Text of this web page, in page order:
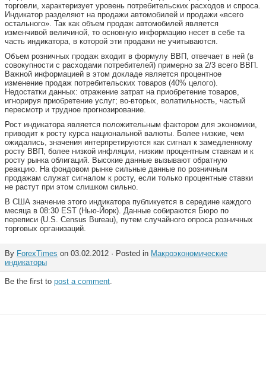
торговли, характеризует уровень потребительских расходов и спроса.
Индикатор разделяют на продажи автомобилей и продажи «всего
остального». Так как объем продаж автомобилей является
изменчивой величиной, то основную информацию несет в себе та
часть индикатора, в которой эти продажи не учитываются.
Объем розничных продаж входит в формулу ВВП, отвечает в ней (в
совокупности с расходами потребителей) примерно за 2/3 всего ВВП.
Важной информацией в этом докладе является процентное
изменение продаж потребительских товаров (40% целого).
Недостатки данных: отражение затрат на приобретение товаров,
игнорируя приобретение услуг; во-вторых, волатильность, частый
пересмотр и трудное прогнозирование.
Рост индикатора является положительным фактором для экономики,
приводит к росту курса национальной валюты. Более низкие, чем
ожидались, значения интерпретируются как сигнал к замедленному
росту ВВП, более низкой инфляции, низким процентным ставкам и к
росту рынка облигаций. Высокие данные вызывают обратную
реакцию. На фондовом рынке сильные данные по розничным
продажам служат сигналом к росту, если только процентные ставки
не растут при этом слишком сильно.
В США значение этого индикатора публикуется в середине каждого
месяца в 08:30 EST (Нью-Йорк). Данные собираются Бюро по
переписи (U.S. Census Bureau), путем случайного опроса розничных
торговых организаций.
By ForexTimes on 03.02.2012 · Posted in Макроэкономические
индикаторы
Be the first to post a comment